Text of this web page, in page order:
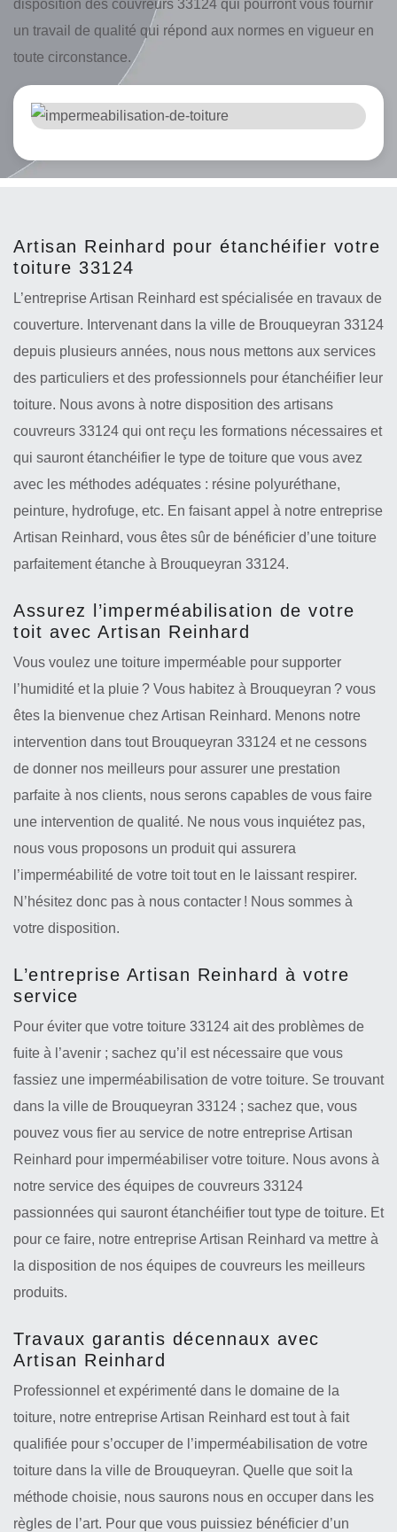
disposition des couvreurs 33124 qui pourront vous fournir
un travail de qualité qui répond aux normes en vigueur en
toute circonstance.
Artisan Reinhard pour étanchéifier votre
toiture 33124
L’entreprise Artisan Reinhard est spécialisée en travaux de
couverture. Intervenant dans la ville de Brouqueyran 33124
depuis plusieurs années, nous nous mettons aux services
des particuliers et des professionnels pour étanchéifier leur
toiture. Nous avons à notre disposition des artisans
couvreurs 33124 qui ont reçu les formations nécessaires et
qui sauront étanchéifier le type de toiture que vous avez
avec les méthodes adéquates : résine polyuréthane,
peinture, hydrofuge, etc. En faisant appel à notre entreprise
Artisan Reinhard, vous êtes sûr de bénéficier d’une toiture
parfaitement étanche à Brouqueyran 33124.
Assurez l’imperméabilisation de votre
toit avec Artisan Reinhard
Vous voulez une toiture imperméable pour supporter
l’humidité et la pluie ? Vous habitez à Brouqueyran ? vous
êtes la bienvenue chez Artisan Reinhard. Menons notre
intervention dans tout Brouqueyran 33124 et ne cessons
de donner nos meilleurs pour assurer une prestation
parfaite à nos clients, nous serons capables de vous faire
une intervention de qualité. Ne nous vous inquiétez pas,
nous vous proposons un produit qui assurera
l’imperméabilité de votre toit tout en le laissant respirer.
N’hésitez donc pas à nous contacter ! Nous sommes à
votre disposition.
L’entreprise Artisan Reinhard à votre
service
Pour éviter que votre toiture 33124 ait des problèmes de
fuite à l’avenir ; sachez qu’il est nécessaire que vous
fassiez une imperméabilisation de votre toiture. Se trouvant
dans la ville de Brouqueyran 33124 ; sachez que, vous
pouvez vous fier au service de notre entreprise Artisan
Reinhard pour imperméabiliser votre toiture. Nous avons à
notre service des équipes de couvreurs 33124
passionnées qui sauront étanchéifier tout type de toiture. Et
pour ce faire, notre entreprise Artisan Reinhard va mettre à
la disposition de nos équipes de couvreurs les meilleurs
produits.
Travaux garantis décennaux avec
Artisan Reinhard
Professionnel et expérimenté dans le domaine de la
toiture, notre entreprise Artisan Reinhard est tout à fait
qualifiée pour s’occuper de l’imperméabilisation de votre
toiture dans la ville de Brouqueyran. Quelle que soit la
méthode choisie, nous saurons nous en occuper dans les
règles de l’art. Pour que vous puissiez bénéficier d’un